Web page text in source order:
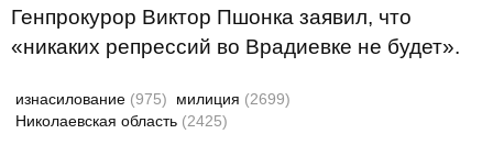
Генпрокурор Виктор Пшонка заявил, что
«никаких репрессий во Врадиевке не будет».
изнасилование (975) милиция (2699)
Николаевская область (2425)